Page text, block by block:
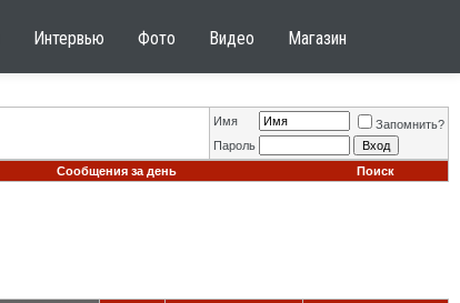
Интервью Фото Видео Магазин
Имя
Запомнить?
Пароль
Сообщения за день Поиск